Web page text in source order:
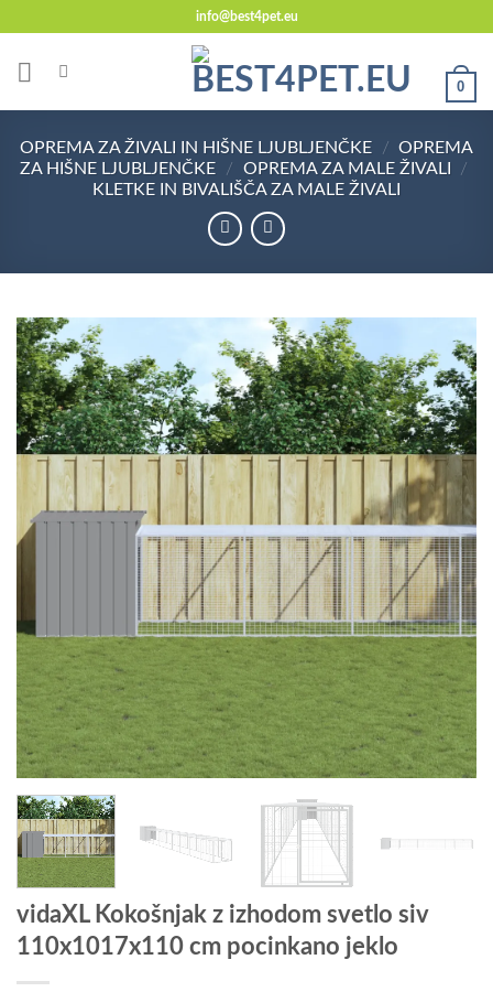
vsebino
info@best4pet.eu
0
OPREMA ZA ŽIVALI IN HIŠNE LJUBLJENČKE / OPREMA
ZA HIŠNE LJUBLJENČKE
/ OPREMA ZA MALE ŽIVALI
/
KLETKE IN BIVALIŠČA ZA MALE ŽIVALI
vidaXL Kokošnjak z izhodom svetlo siv
110x1017x110 cm pocinkano jeklo